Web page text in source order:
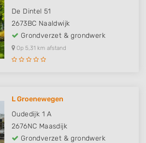
De Dintel 51
2673BC Naaldwijk
Grondverzet & grondwerk
Op 5,31 km afstand
L Groenewegen
Oudedijk 1 A
2676NC Maasdijk
Grondverzet & grondwerk